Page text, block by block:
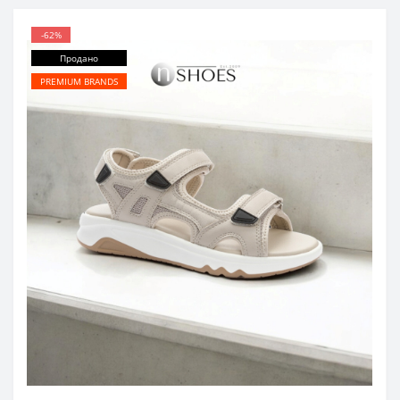
-62%
Продано
PREMIUM BRANDS